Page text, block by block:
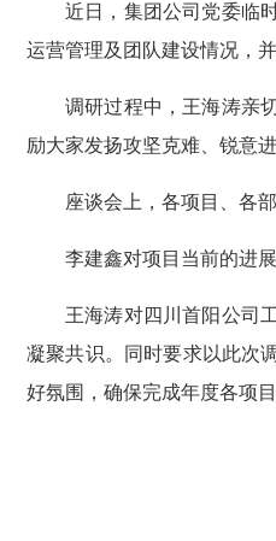
近日，集团公司党委临
运营管理及团队建设情况，
调研过程中，王海涛亲
励大家发扬攻坚克难、锐意
座谈会上，各项目、各
李建鑫对项目当前的进
王海涛对四川首阳公司
凝聚共识。同时要求以此次
好氛围，确保完成年度各项